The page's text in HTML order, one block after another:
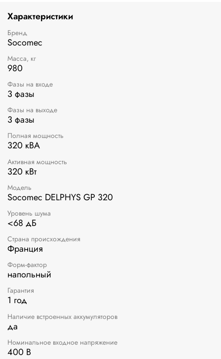
Характеристики
Бренд
Socomec
Масса, кг
980
Фазы на входе
3 фазы
Фазы на выходе
3 фазы
Полная мощность
320 кВА
Активная мощность
320 кВт
Модель
Socomec DELPHYS GP 320
Уровень шума
<68 дБ
Страна происхождения
Франция
Форм-фактор
напольный
Гарантия
1 год
Наличие встроенных аккумуляторов
да
Номинальное входное напряжение
400 В